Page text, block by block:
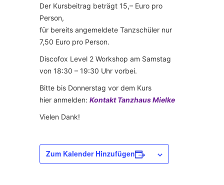
Der Kursbeitrag beträgt 15,– Euro pro
Person,
für bereits angemeldete Tanzschüler nur
7,50 Euro pro Person.
Discofox Level 2 Workshop am Samstag
von 18:30 – 19:30 Uhr vorbei.
Bitte bis Donnerstag vor dem Kurs
hier anmelden: Kontakt Tanzhaus Mielke
Vielen Dank!
Zum Kalender Hinzufügen